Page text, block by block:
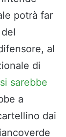
potrà far
al
di
si sarebbe
a
dai